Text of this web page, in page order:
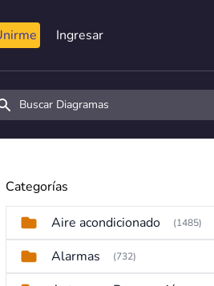
Ingresar
diagramas y manuales
Categorías
Aire acondicionado (1485)
Alarmas (732)